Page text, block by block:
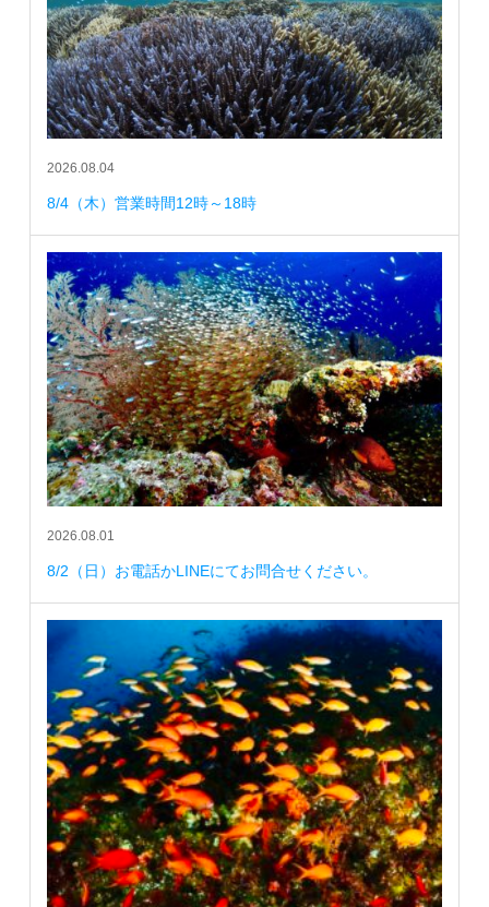
2026.08.04
8/4（木）営業時間12時～18時
2026.08.01
8/2（日）お電話かLINEにてお問合せください。